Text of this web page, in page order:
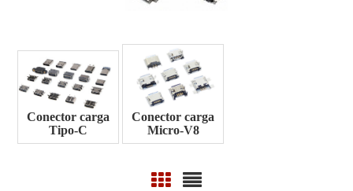
Conector carga
Tipo-C
Conector carga
Micro-V8